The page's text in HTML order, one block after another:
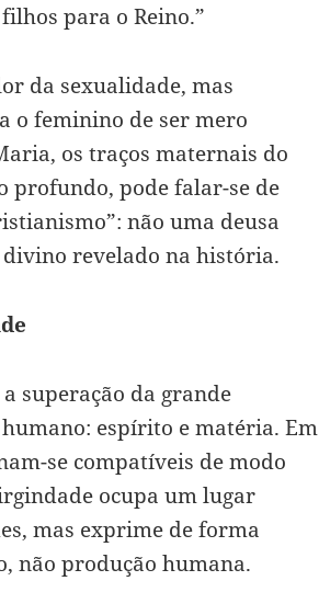
para o Reino.”
da sexualidade, mas
o feminino de ser mero
os traços maternais do
profundo, pode falar-se de
não uma deusa
revelado na história.
superação da grande
espírito e matéria. Em
se compatíveis de modo
ocupa um lugar
mas exprime de forma
não produção humana.